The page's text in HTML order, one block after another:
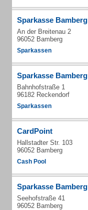
Sparkasse Bamberg
An der Breitenau 2
96052 Bamberg
Sparkassen
Sparkasse Bamberg
Bahnhofstraße 1
96182 Reckendorf
Sparkassen
CardPoint
Hallstadter Str. 103
96052 Bamberg
Cash Pool
Sparkasse Bamberg
Seehofstraße 41
96052 Bamberg